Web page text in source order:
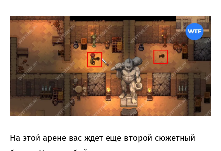
На этой арене вас ждет еще второй сюжетный